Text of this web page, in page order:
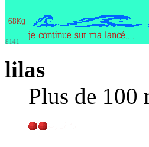
lilas
Plus de 100